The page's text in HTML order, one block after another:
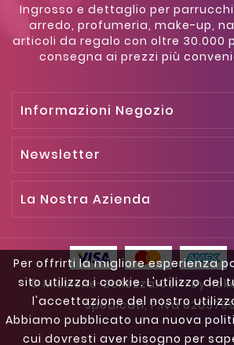
Per offrirti la migliore esperienza
sito utilizza i cookie. L'utilizzo del
l'accettazione del nostro
Abbiamo pubblicato una nuova
cui dovresti aver bisogno per
Ingrosso e dettaglio per
arredo, profumeria, make-up,
articoli da regalo con oltre 30.000
consegna ai prezzi più
Informazioni Negozio
Newsletter
La Nostra Azienda
© Missione-Bellezza.com By
Spedicati, P.iva